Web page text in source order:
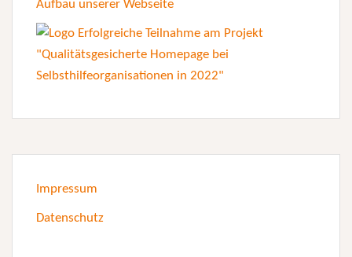
Aufbau unserer Webseite
Impressum
Datenschutz